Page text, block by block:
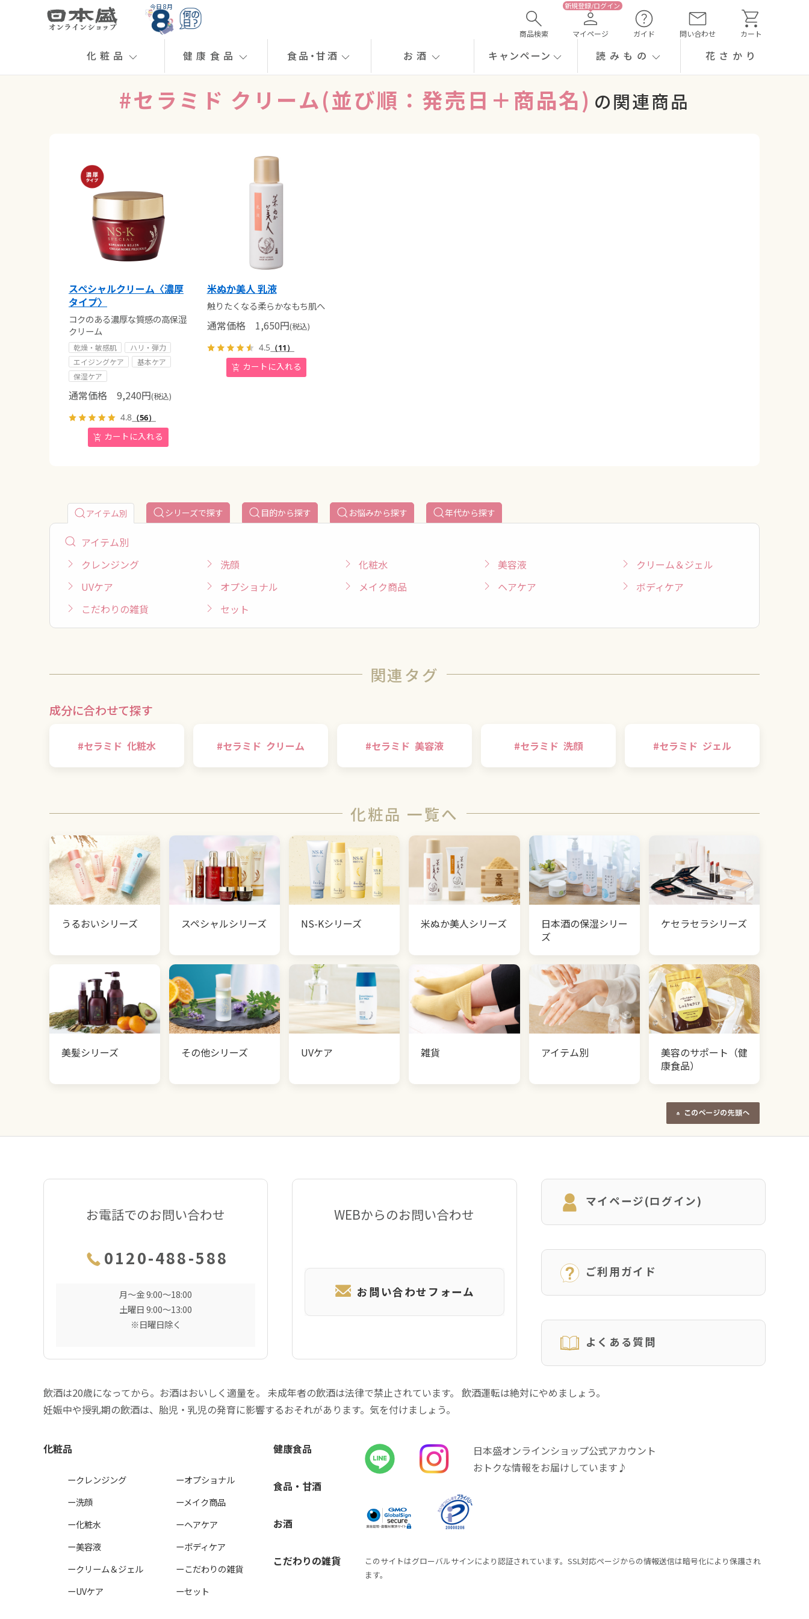
今日 8月
商品検索 マイページ ガイド 問い合わせ カート
化粧品 健康食品 食品・甘酒 お酒 キャンペーン 読みもの 花さかり
#セラミド クリーム(並び順：発売日＋商品名) の関連商品
スペシャルクリーム〈濃厚
タイプ〉
コクのある濃厚な質感の高保湿
クリーム
乾燥・敏感肌
ハリ・弾力
エイジングケア
基本ケア
保湿ケア
通常価格 9,240円(税込)
4.8 （56）
米ぬか美人 乳液
触りたくなる柔らかなもち肌へ
通常価格1,650円(税込)
4.5 （11）
アイテム別 シリーズで探す 目的から探す お悩みから探す 年代から探す
アイテム別
クレンジング
洗顔 化粧水 美容液
クリーム＆ジェル
UVケア
オプショナル メイク商品 ヘアケア
ボディケア
こだわりの雑貨
セット
関連タグ
成分に合わせて探す
#セラミド 化粧水 #セラミド クリーム #セラミド 美容液 #セラミド 洗顔 #セラミド ジェル
化粧品 一覧へ
うるおいシリーズ スペシャルシリーズ NS-Kシリーズ 米ぬか美人シリーズ
日本酒の保湿シリー
ズ
ケセラセラシリーズ
美髪シリーズ その他シリーズ UVケア 雑貨 アイテム別
美容のサポート（健
康食品）
お電話でのお問い合わせ
0120-488-588
月〜金 9:00〜18:00
土曜日 9:00〜13:00
※日曜日除く
WEBからのお問い合わせ
お問い合わせフォーム
マイページ(ログイン)
ご利用ガイド
よくある質問
飲酒は20歳になってから。お酒はおいしく適量を。 未成年者の飲酒は法律で禁止されています。 飲酒運転は絶対にやめましょう。
妊娠中や授乳期の飲酒は、胎児・乳児の発育に影響するおそれがあります。気を付けましょう。
化粧品
ークレンジング
ー洗顔
ー化粧水
ー美容液
ークリーム＆ジェル
ーUVケア
ーオプショナル
ーメイク商品
ーヘアケア
ーボディケア
ーこだわりの雑貨
ーセット
健康食品
食品・甘酒
お酒
こだわりの雑貨
日本盛オンラインショップ公式アカウント
おトクな情報をお届けしています♪
このサイトはグローバルサインにより認証されています。SSL対応ページからの情報送信は暗号化により保護され
ます。